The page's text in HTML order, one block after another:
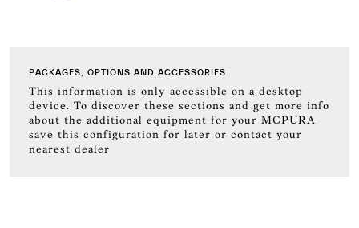
PACKAGES, OPTIONS AND ACCESSORIES
This information is only accessible on a desktop
device. To discover these sections and get more info
about the additional equipment for your MCPURA
save this configuration for later or contact your
nearest dealer